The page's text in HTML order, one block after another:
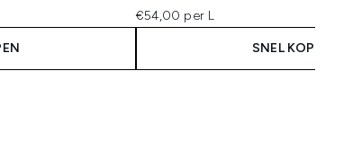
€54,00 per L
SNEL KOPEN